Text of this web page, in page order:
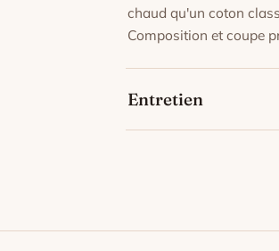
chaud qu'un coton
Composition et coupe
Entretien
peuvent apparaître aux